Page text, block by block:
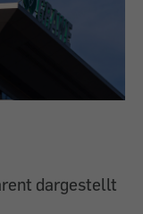
dargestellt